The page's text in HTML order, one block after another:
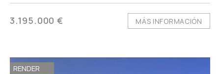
3.195.000 € MÁS INFORMACIÓN
RENDER